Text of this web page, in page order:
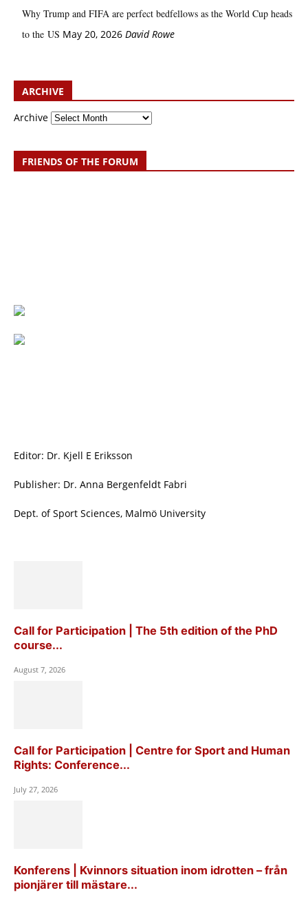
Why Trump and FIFA are perfect bedfellows as the World Cup heads
to the US May 20, 2026 David Rowe
ARCHIVE
Archive
FRIENDS OF THE FORUM
Editor: Dr. Kjell E Eriksson
Publisher: Dr. Anna Bergenfeldt Fabri
Dept. of Sport Sciences, Malmö University
Call for Participation | The 5th edition of the PhD
course...
August 7, 2026
Call for Participation | Centre for Sport and Human
Rights: Conference...
July 27, 2026
Konferens | Kvinnors situation inom idrotten – från
pionjärer till mästare...